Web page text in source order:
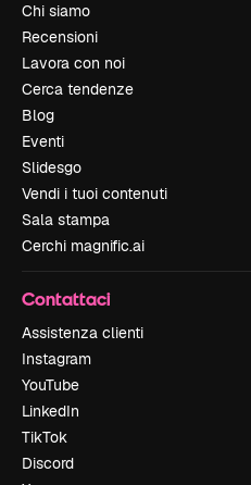
Chi siamo
Recensioni
Lavora con noi
Cerca tendenze
Blog
Eventi
Slidesgo
Vendi i tuoi contenuti
Sala stampa
Cerchi magnific.ai
Contattaci
Assistenza clienti
Instagram
YouTube
LinkedIn
TikTok
Discord